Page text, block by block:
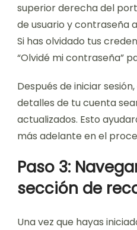
superior derecha del
de usuario y contraseña
Si has olvidado tus
“Olvidé mi contraseña”
Después de iniciar
detalles de tu cuenta
actualizados. Esto
más adelante en el
Paso 3:
sección de
Una vez que hayas